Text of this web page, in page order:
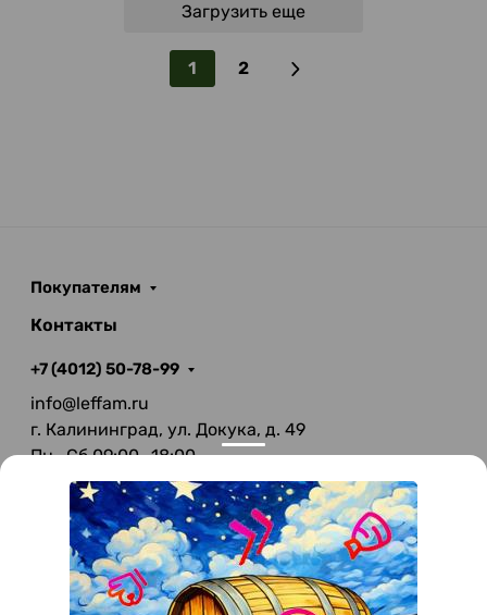
Загрузить еще
1 2
Покупателям
Контакты
+7 (4012) 50-78-99
info@leffam.ru
г. Калининград, ул. Докука, д. 49
Пн—Сб 09:00—18:00
Вс—Выходной
© 2026 LeFFAM — материалы для качественной